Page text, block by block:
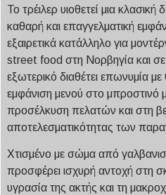
Το τρέιλερ υιοθετεί μια
καθαρή και επαγγελματική
εξαιρετικά κατάλληλο για
street food στη Νορβηγία και
εξωτερικό διαθέτει επωνυμία
εμφάνιση μενού στο μπροστινό
προσέλκυση πελατών και στη
αποτελεσματικότητας των
Χτισμένο με σώμα από
προσφέρει ισχυρή αντοχή στη
υγρασία της ακτής και τη